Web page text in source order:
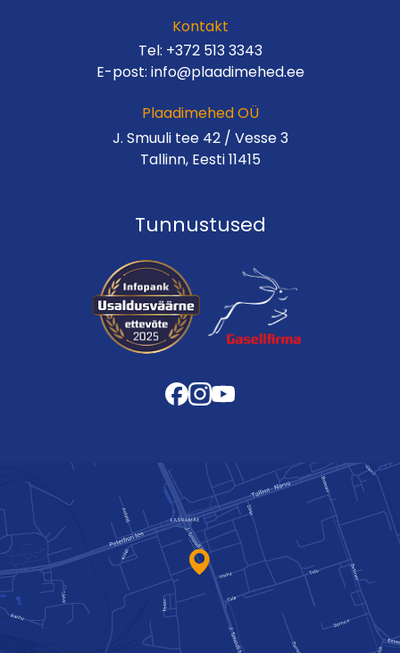
Kontakt
Tel: +372 513 3343
E-post: info@plaadimehed.ee
Plaadimehed OÜ
J. Smuuli tee 42 / Vesse 3
Tallinn, Eesti 11415
Tunnustused